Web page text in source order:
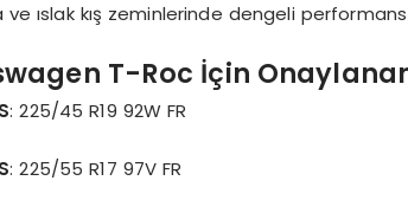
ve ıslak kış zeminlerinde dengeli
T-Roc İçin
: 225/45 R19 92W FR
: 225/55 R17 97V FR